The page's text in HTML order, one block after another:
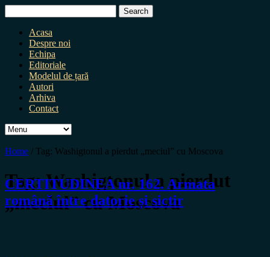
for:
Acasa
Despre noi
Echipa
Editoriale
Modelul de țară
Autori
Arhiva
Contact
Home / Tag: Washigtonul a pierdut „meciul” cu Moscova
Tag:Washigtonul a pierdut
„meciul” cu Moscova
CERTITUDINEA nr. 162. Armata
română între datorie și sictir